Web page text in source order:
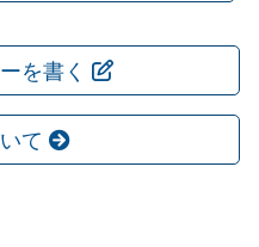
を書く
て